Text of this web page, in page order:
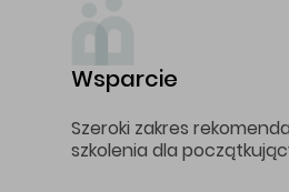
Wsparcie
Szeroki zakres
szkolenia dla